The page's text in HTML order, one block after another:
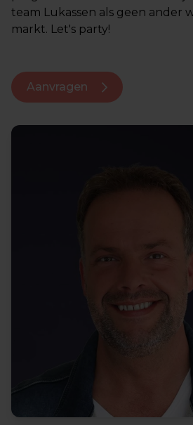
team Lukassen als geen ander
markt. Let's party!
Aanvragen